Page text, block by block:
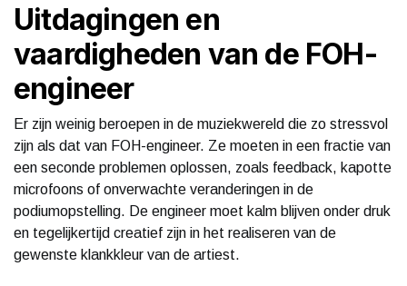
Uitdagingen en
vaardigheden van de FOH-
engineer
Er zijn weinig beroepen in de muziekwereld die zo stressvol
zijn als dat van FOH-engineer. Ze moeten in een fractie van
een seconde problemen oplossen, zoals feedback, kapotte
microfoons of onverwachte veranderingen in de
podiumopstelling. De engineer moet kalm blijven onder druk
en tegelijkertijd creatief zijn in het realiseren van de
gewenste klankkleur van de artiest.